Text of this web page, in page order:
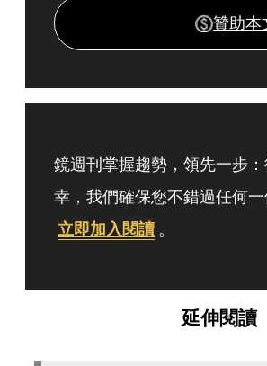
贊助本
鏡週刊掌握趨勢，領先一步
幸，我們確保您不錯過任何
立即加入閱讀 。
延伸閱讀